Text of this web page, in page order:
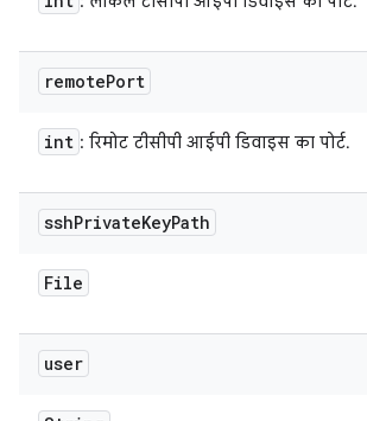
remotePort
int : रिमोट टीसीपी आईपी डिवाइस का पोर्ट.
sshPrivateKeyPath
File
user